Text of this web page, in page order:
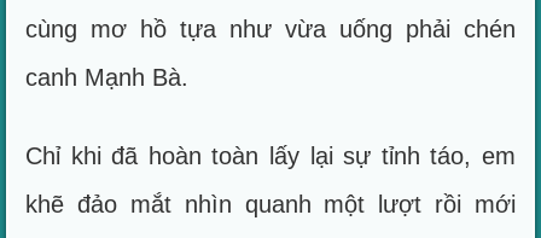
cùng mơ hồ tựa như vừa uống phải chén
canh Mạnh Bà.
Chỉ khi đã hoàn toàn lấy lại sự tỉnh táo, em
khẽ đảo mắt nhìn quanh một lượt rồi mới